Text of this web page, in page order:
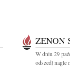
ZENON
W dniu 29
odszedł